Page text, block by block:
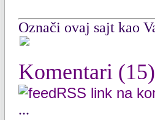
Označi ovaj sajt kao
Komentari (15)
RSS link na
...